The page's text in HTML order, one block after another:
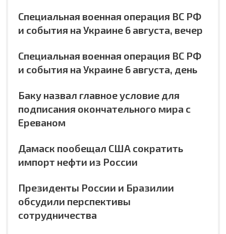
Специальная военная операция ВС РФ
и события на Украине 6 августа, вечер
Специальная военная операция ВС РФ
и события на Украине 6 августа, день
Баку назвал главное условие для
подписания окончательного мира с
Ереваном
Дамаск пообещал США сократить
импорт нефти из России
Президенты России и Бразилии
обсудили перспективы
сотрудничества